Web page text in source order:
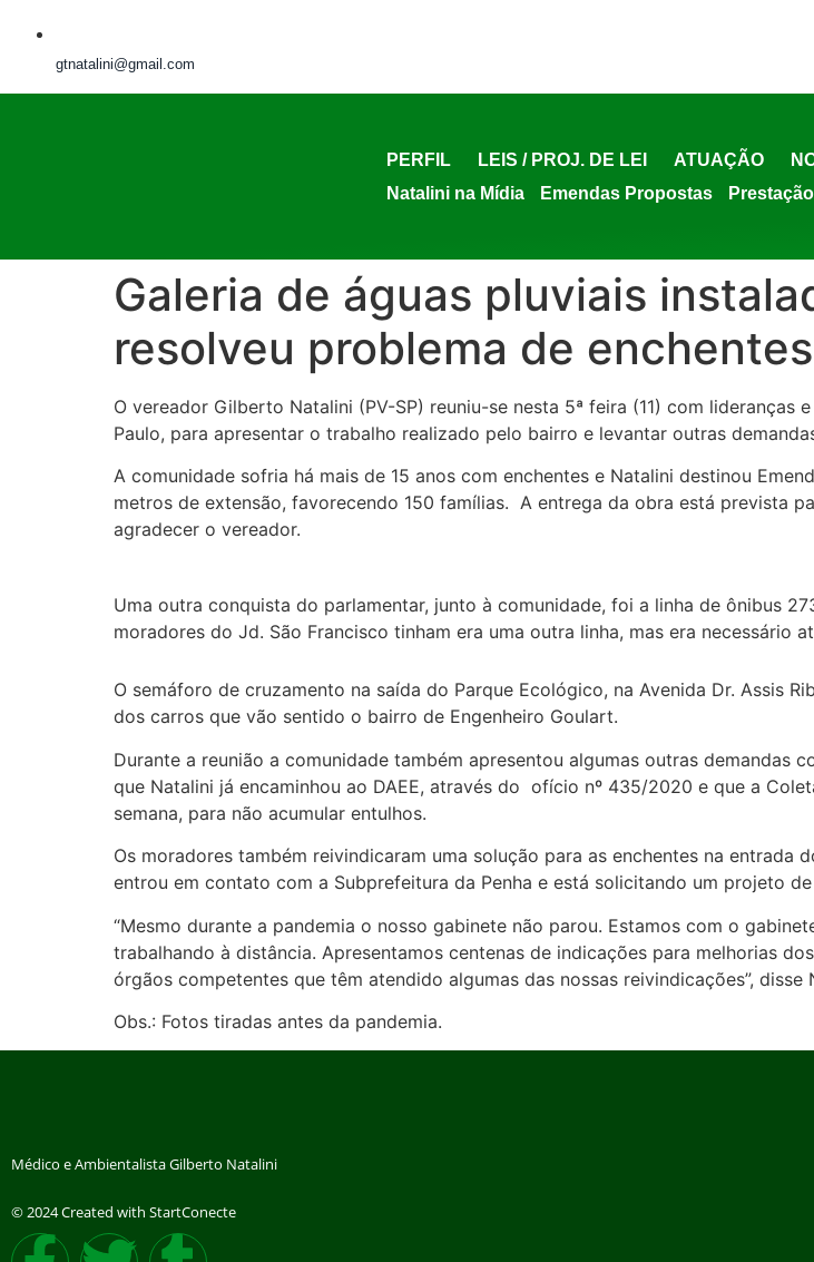
gtnatalini@gmail.com
PERFIL LEIS / PROJ. DE LEI ATUAÇÃO
Natalini na Mídia
Emendas Propostas
Galeria de águas pluviais
resolveu problema de
O vereador Gilberto Natalini (PV-SP) reuniu-se nesta 5ª feira (11) com
Paulo, para apresentar o trabalho realizado pelo bairro e levantar outras
A comunidade sofria há mais de 15 anos com enchentes e Natalini destinou
metros de extensão, favorecendo 150 famílias. A entrega da obra está prevista
agradecer o vereador.
Uma outra conquista do parlamentar, junto à comunidade, foi a linha de ônibus
moradores do Jd. São Francisco tinham era uma outra linha, mas era necessário
O semáforo de cruzamento na saída do Parque Ecológico, na Avenida Dr. Assis
dos carros que vão sentido o bairro de Engenheiro Goulart.
Durante a reunião a comunidade também apresentou algumas outras demandas
que Natalini já encaminhou ao DAEE, através do ofício nº 435/2020 e que a
semana, para não acumular entulhos.
Os moradores também reivindicaram uma solução para as enchentes na
entrou em contato com a Subprefeitura da Penha e está solicitando um projeto
“Mesmo durante a pandemia o nosso gabinete não parou. Estamos com o
trabalhando à distância. Apresentamos centenas de indicações para melhorias
órgãos competentes que têm atendido algumas das nossas reivindicações”, disse
Obs.: Fotos tiradas antes da pandemia.
Médico e Ambientalista Gilberto Natalini
© 2024 Created with StartConecte